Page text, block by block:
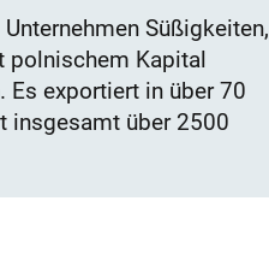
Süßigkeiten,
polnischem Kapital
exportiert in über 70
insgesamt über 2500